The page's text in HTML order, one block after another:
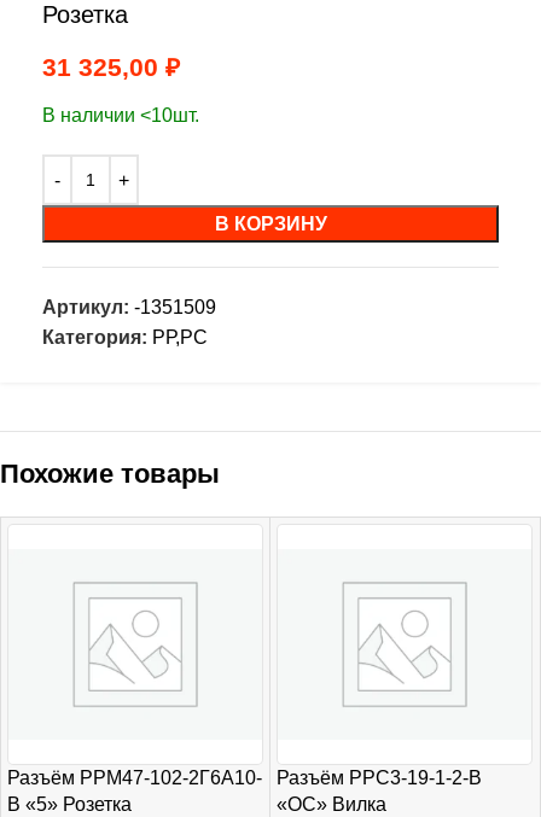
Розетка
31 325,00 ₽
В наличии <10шт.
В КОРЗИНУ
Артикул: -1351509
Категория: РР,РC
Похожие товары
Разъём РРМ47-102-2Г6А10-
В «5» Розетка
Разъём РРС3-19-1-2-В
«ОС» Вилка